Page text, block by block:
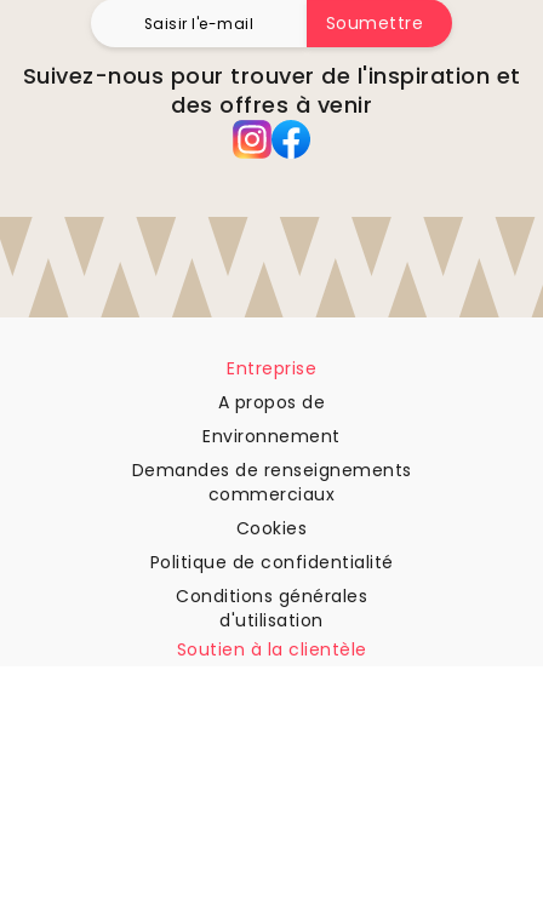
Soumettre
Suivez-nous pour trouver de l'inspiration et
des offres à venir
Entreprise
A propos de
Environnement
Demandes de renseignements
commerciaux
Cookies
Politique de confidentialité
Conditions générales
d'utilisation
Soutien à la clientèle